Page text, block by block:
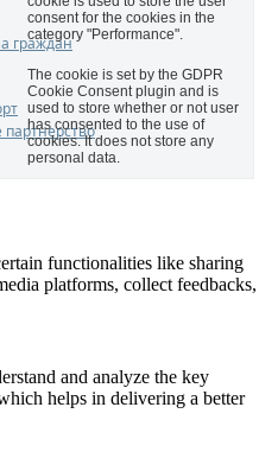
граждан
consent for the cookies in the
category "Performance".
The cookie is set by the GDPR
Cookie Consent plugin and is
used to store whether or not user
has consented to the use of
cookies. It does not store any
personal data.
functionalities like sharing
platforms, collect feedbacks,
and analyze the key
helps in delivering a better